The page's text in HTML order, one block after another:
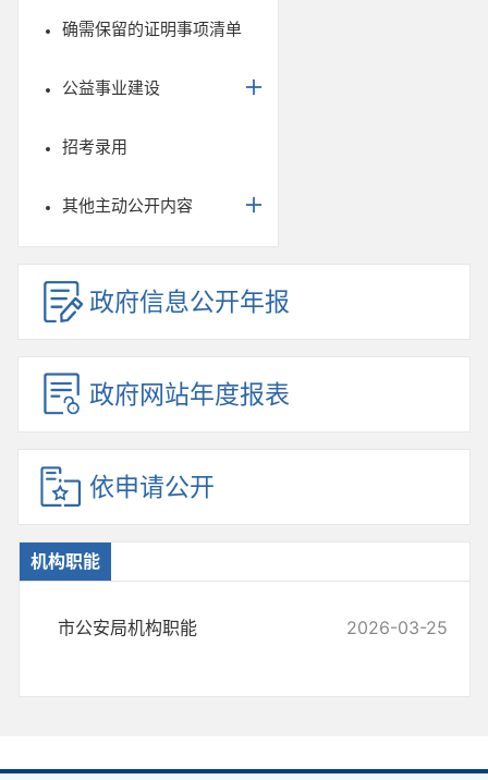
确需保留的证明事项清单
公益事业建设
招考录用
其他主动公开内容
政府信息公开年报
政府网站年度报表
依申请公开
机构职能
市公安局机构职能 2026-03-25